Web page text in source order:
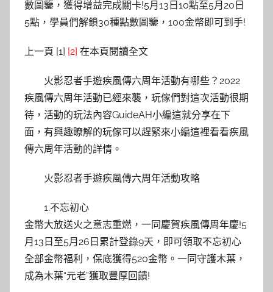
數圖鑒，獲得增益完成關卡!5月13日10點至5月20日
5點，學員們解鎖30種點數圖鑒，100金幣即可到手!
上一頁 [1] [2] 在本頁閱讀全文
火影忍者手遊疾風傳六周年活動有哪些？2022
疾風傳六周年活動已經來襲，玩傢們對這次活動很期
待，活動的玩法內容GuideAH小編這就分享在下
面，有興趣瞭解的玩傢可以趕緊來小編這裡看看疾風
傳六周年活動的詳情。
火影忍者手遊疾風傳六周年活動攻略
1.不忘初心
金幣大放送火之意志重燃，一同慶賀疾風傳周年慶!5
月13日至5月26日累計登錄9天，即可領取不忘初心
全部金幣福利，保底獲得520金幣。一同守護木葉，
成為木葉“元老”獲取豐厚回饋!